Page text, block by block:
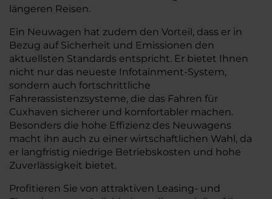
längeren Reisen.
Ein Neuwagen hat zudem den Vorteil, dass er in
Bezug auf Sicherheit und Emissionen den
aktuellsten Standards entspricht. Er bietet Ihnen
nicht nur das neueste Infotainment-System,
sondern auch fortschrittliche
Fahrerassistenzsysteme, die das Fahren für
Cuxhaven sicherer und komfortabler machen.
Besonders die hohe Effizienz des Neuwagens
macht ihn auch zu einer wirtschaftlichen Wahl, da
er langfristig niedrige Betriebskosten und hohe
Zuverlässigkeit bietet.
Profitieren Sie von attraktiven Leasing- und